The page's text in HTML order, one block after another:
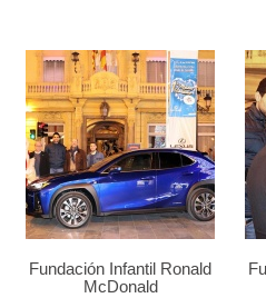
Fundación Infantil Ronald
McDonald